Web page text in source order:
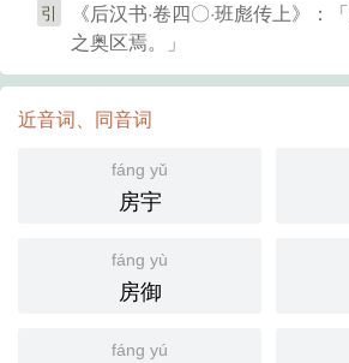
引
《后汉书·卷四〇·班彪传上》：
之奥区焉。」
近音词、同音词
fáng yǔ
房宇
fáng yù
房御
fáng yú